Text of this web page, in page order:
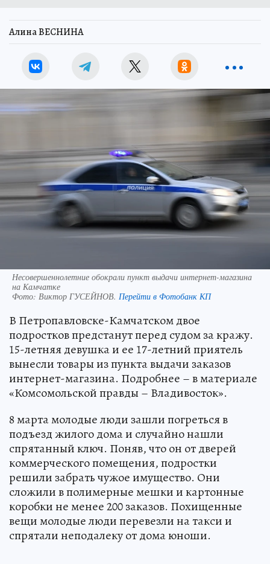
Алина ВЕСНИНА
Несовершеннолетние обокрали пункт выдачи интернет-магазина
на Камчатке
Фото: Виктор ГУСЕЙНОВ. Перейти в Фотобанк КП
В Петропавловске-Камчатском двое
подростков предстанут перед судом за кражу.
15-летняя девушка и ее 17-летний приятель
вынесли товары из пункта выдачи заказов
интернет-магазина. Подробнее – в материале
«Комсомольской правды – Владивосток».
8 марта молодые люди зашли погреться в
подъезд жилого дома и случайно нашли
спрятанный ключ. Поняв, что он от дверей
коммерческого помещения, подростки
решили забрать чужое имущество. Они
сложили в полимерные мешки и картонные
коробки не менее 200 заказов. Похищенные
вещи молодые люди перевезли на такси и
спрятали неподалеку от дома юноши.